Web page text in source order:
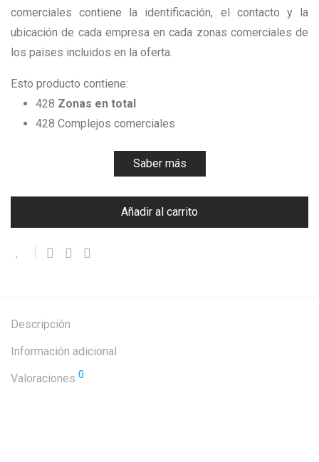
comerciales contiene la identificación, el contacto y la
ubicación de cada empresa en cada zonas comerciales de
los paises incluidos en la oferta.
Esto producto contiene:
428 Zonas en total
428 Complejos comerciales
Saber más
Añadir al carrito
Descripción
Información adicional
Valoraciones 0